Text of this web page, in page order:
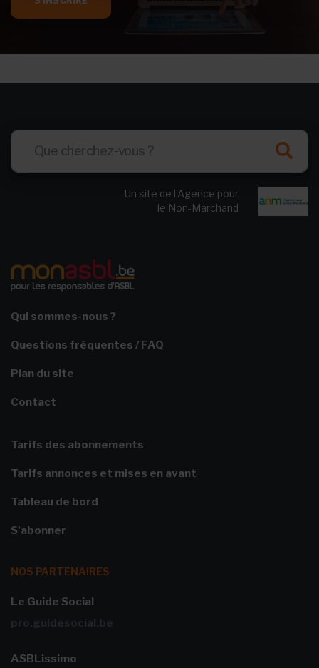
Un site de l’Agence pour
le Non-Marchand
Qui sommes-nous ?
Questions fréquentes / FAQ
Plan du site
Contact
Tarifs des abonnements
Tarifs annonces et mises en avant
Tableau de bord
S'abonner
NOS PARTENAIRES
Le Guide Social
pro.guidesocial.be
ASBLissimo